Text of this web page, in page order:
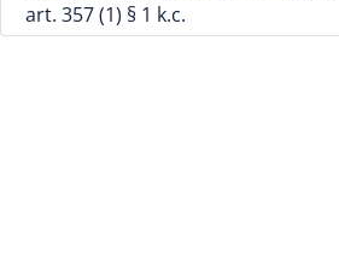
art. 357 (1) § 1 k.c.